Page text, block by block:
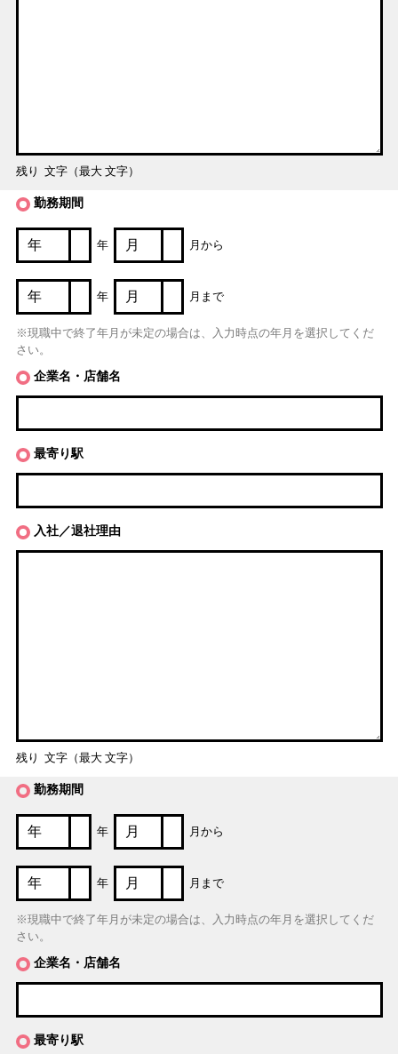
残り 文字（最大 文字）
勤務期間
年 月から
年 月まで
※現職中で終了年月が未定の場合は、入力時点の年月を選択してくだ
さい。
企業名・店舗名
最寄り駅
入社／退社理由
残り 文字（最大 文字）
勤務期間
年 月から
年 月まで
※現職中で終了年月が未定の場合は、入力時点の年月を選択してくだ
さい。
企業名・店舗名
最寄り駅